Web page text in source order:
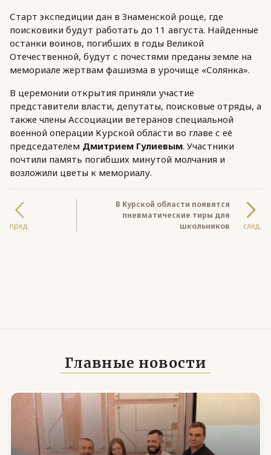
Старт экспедиции дан в Знаменской роще, где
поисковики будут работать до 11 августа. Найденные
останки воинов, погибших в годы Великой
Отечественной, будут с почестями преданы земле на
мемориале жертвам фашизма в урочище «Солянка».
В церемонии открытия приняли участие
представители власти, депутаты, поисковые отряды, а
также члены Ассоциации ветеранов специальной
военной операции Курской области во главе с её
председателем Дмитрием Гулиевым. Участники
почтили память погибших минутой молчания и
возложили цветы к мемориалу.
пред.
В Курской области появятся
пневматические тиры для
школьников
след.
Главные новости